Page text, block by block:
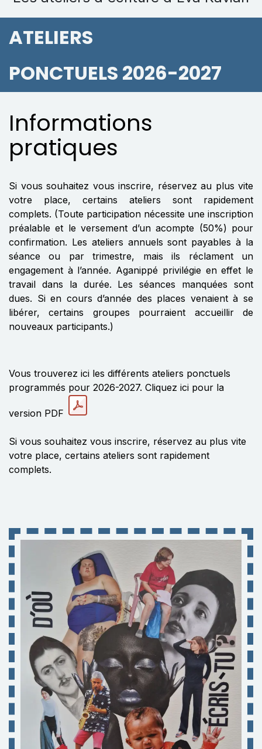
ATELIERS
PONCTUELS 2026-2027
Informations
pratiques
Si vous souhaitez vous inscrire, réservez au plus vite
votre place, certains ateliers sont rapidement
complets. (Toute participation nécessite une inscription
préalable et le versement d’un acompte (50%) pour
confirmation. Les ateliers annuels sont payables à la
séance ou par trimestre, mais ils réclament un
engagement à l’année. Aganippé privilégie en effet le
travail dans la durée. Les séances manquées sont
dues. Si en cours d’année des places venaient à se
libérer, certains groupes pourraient accueillir de
nouveaux participants.)
Vous trouverez ici les différents ateliers ponctuels
programmés pour 2026-2027. Cliquez ici pour la
version PDF
Si vous souhaitez vous inscrire, réservez au plus vite
votre place, certains ateliers sont rapidement
complets.